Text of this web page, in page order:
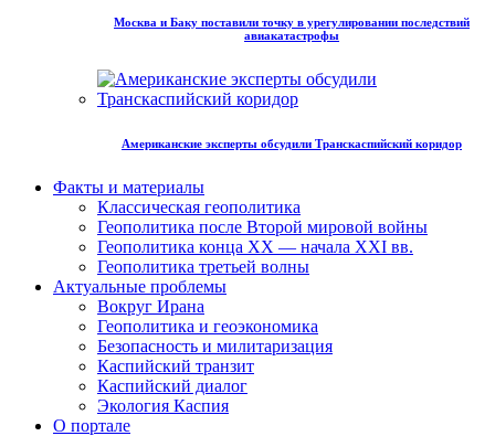
Москва и Баку поставили точку в урегулировании последствий
авиакатастрофы
Американские эксперты обсудили Транскаспийский коридор
Факты и материалы
Классическая геополитика
Геополитика после Второй мировой войны
Геополитика конца XX — начала XXI вв.
Геополитика третьей волны
Актуальные проблемы
Вокруг Ирана
Геополитика и геоэкономика
Безопасность и милитаризация
Каспийский транзит
Каспийский диалог
Экология Каспия
О портале